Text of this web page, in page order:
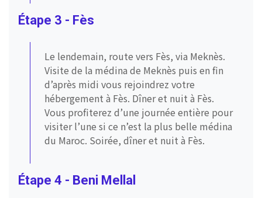
Étape 3 - Fès
Le lendemain, route vers Fès, via Meknès.
Visite de la médina de Meknès puis en fin
d’après midi vous rejoindrez votre
hébergement à Fès. Dîner et nuit à Fès.
Vous profiterez d’une journée entière pour
visiter l’une si ce n’est la plus belle médina
du Maroc. Soirée, dîner et nuit à Fès.
Étape 4 - Beni Mellal